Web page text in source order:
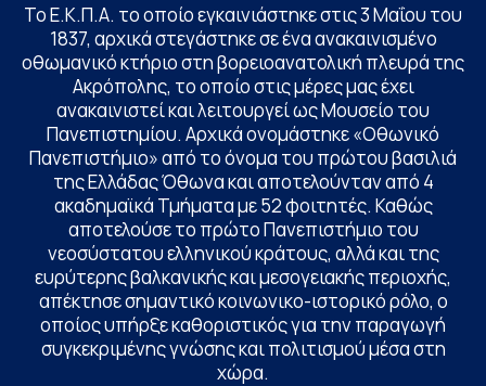
Το Ε.Κ.Π.Α. το οποίο εγκαινιάστηκε στις 3 Μαΐου του
1837, αρχικά στεγάστηκε σε ένα ανακαινισμένο
οθωμανικό κτήριο στη βορειοανατολική πλευρά της
Ακρόπολης, το οποίο στις μέρες μας έχει
ανακαινιστεί και λειτουργεί ως Μουσείο του
Πανεπιστημίου. Αρχικά ονομάστηκε «Οθωνικό
Πανεπιστήμιο» από το όνομα του πρώτου βασιλιά
της Ελλάδας Όθωνα και αποτελούνταν από 4
ακαδημαϊκά Τμήματα με 52 φοιτητές. Καθώς
αποτελούσε το πρώτο Πανεπιστήμιο του
νεοσύστατου ελληνικού κράτους, αλλά και της
ευρύτερης βαλκανικής και μεσογειακής περιοχής,
απέκτησε σημαντικό κοινωνικο-ιστορικό ρόλο, ο
οποίος υπήρξε καθοριστικός για την παραγωγή
συγκεκριμένης γνώσης και πολιτισμού μέσα στη
χώρα.